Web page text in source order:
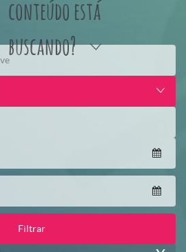
conteúdo está
buscando?